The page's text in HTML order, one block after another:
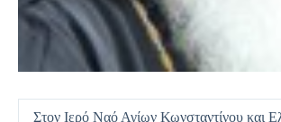
Στον Ιερό Ναό Αγίων Κωνσταντίνου και